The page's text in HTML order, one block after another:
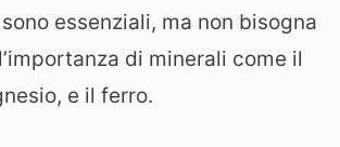
sono essenziali, ma non bisogna
di minerali come il
e il ferro.